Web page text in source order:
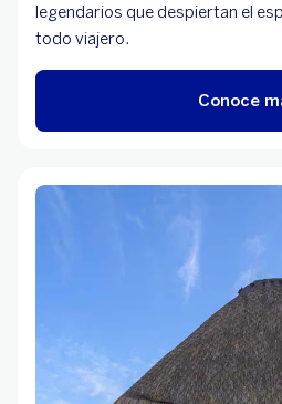
legendarios que despiertan el
todo viajero.
Conoce